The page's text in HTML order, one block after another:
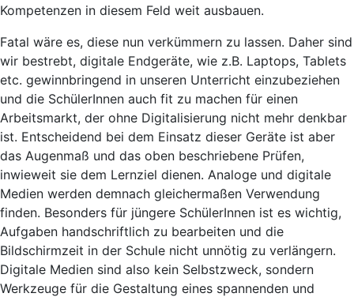
Kompetenzen in diesem Feld weit ausbauen.
Fatal wäre es, diese nun verkümmern zu lassen. Daher sind
wir bestrebt, digitale Endgeräte, wie z.B. Laptops, Tablets
etc. gewinnbringend in unseren Unterricht einzubeziehen
und die SchülerInnen auch fit zu machen für einen
Arbeitsmarkt, der ohne Digitalisierung nicht mehr denkbar
ist. Entscheidend bei dem Einsatz dieser Geräte ist aber
das Augenmaß und das oben beschriebene Prüfen,
inwieweit sie dem Lernziel dienen. Analoge und digitale
Medien werden demnach gleichermaßen Verwendung
finden. Besonders für jüngere SchülerInnen ist es wichtig,
Aufgaben handschriftlich zu bearbeiten und die
Bildschirmzeit in der Schule nicht unnötig zu verlängern.
Digitale Medien sind also kein Selbstzweck, sondern
Werkzeuge für die Gestaltung eines spannenden und